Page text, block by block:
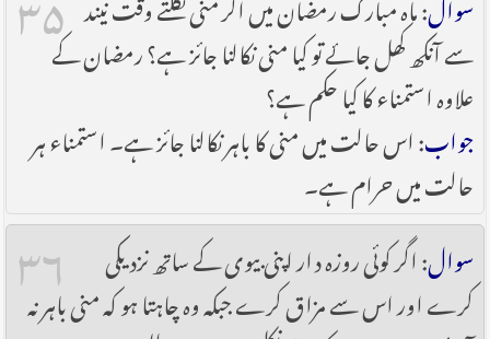
سے آنکھ کھل جائے تو کیا منی نکالنا جائز ہے؟ رمضان کے
علاوہ استمناء کا کیا حکم ہے؟
جواب: اس حالت میں منی کا باہر نکالنا جائز ہے۔ استمناء ہر
حالت میں حرام ہے۔
۳۶ سوال: اگر کوئی روزہ دار اپنی بیوی کے ساتھ نزدیکی
کرے اور اس سے مزاق کرے جبکہ وہ چاہتا ہو کہ منی باہر نہ